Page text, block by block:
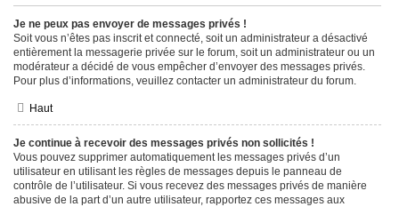
Je ne peux pas envoyer de messages privés !
Soit vous n’êtes pas inscrit et connecté, soit un administrateur a désactivé
entièrement la messagerie privée sur le forum, soit un administrateur ou un
modérateur a décidé de vous empêcher d’envoyer des messages privés.
Pour plus d’informations, veuillez contacter un administrateur du forum.
Haut
Je continue à recevoir des messages privés non sollicités !
Vous pouvez supprimer automatiquement les messages privés d’un
utilisateur en utilisant les règles de messages depuis le panneau de
contrôle de l’utilisateur. Si vous recevez des messages privés de manière
abusive de la part d’un autre utilisateur, rapportez ces messages aux